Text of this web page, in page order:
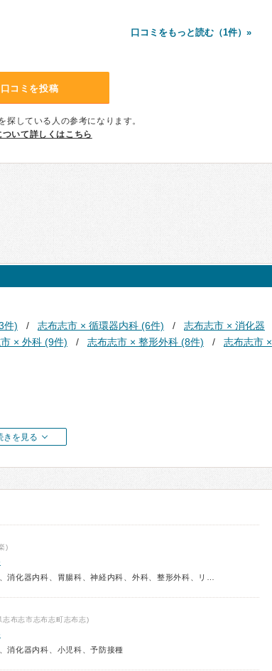
口コミをもっと読む（1件）»
口コミを投稿
探している人の参考になります。
ついて詳しくはこちら
件) 志布志市 × 循環器内科 (6件)
志布志市 × 消化器
× 外科 (9件) 志布志市 × 整形外科 (8件)
志布志市 ×
きを見る
)
志布志市志布志町志布志)
消化器内科、小児科、予防接種